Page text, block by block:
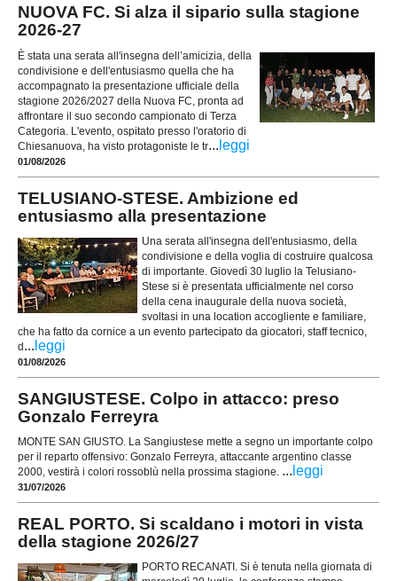
NUOVA FC. Si alza il sipario sulla stagione
2026-27
È stata una serata all'insegna dell’amicizia, della
condivisione e dell'entusiasmo quella che ha
accompagnato la presentazione ufficiale della
stagione 2026/2027 della Nuova FC, pronta ad
affrontare il suo secondo campionato di Terza
Categoria. L'evento, ospitato presso l'oratorio di
Chiesanuova, ha visto protagoniste le tr... leggi
01/08/2026
TELUSIANO-STESE. Ambizione ed
entusiasmo alla presentazione
Una serata all'insegna dell'entusiasmo, della
condivisione e della voglia di costruire qualcosa
di importante. Giovedì 30 luglio la Telusiano-
Stese si è presentata ufficialmente nel corso
della cena inaugurale della nuova società,
svoltasi in una location accogliente e familiare,
che ha fatto da cornice a un evento partecipato da giocatori, staff tecnico,
d ... leggi
01/08/2026
SANGIUSTESE. Colpo in attacco: preso
Gonzalo Ferreyra
MONTE SAN GIUSTO. La Sangiustese mette a segno un importante colpo
per il reparto offensivo: Gonzalo Ferreyra, attaccante argentino classe
2000, vestirà i colori rossoblù nella prossima stagione. ... leggi
31/07/2026
REAL PORTO. Si scaldano i motori in vista
della stagione 2026/27
PORTO RECANATI. Si è tenuta nella giornata di